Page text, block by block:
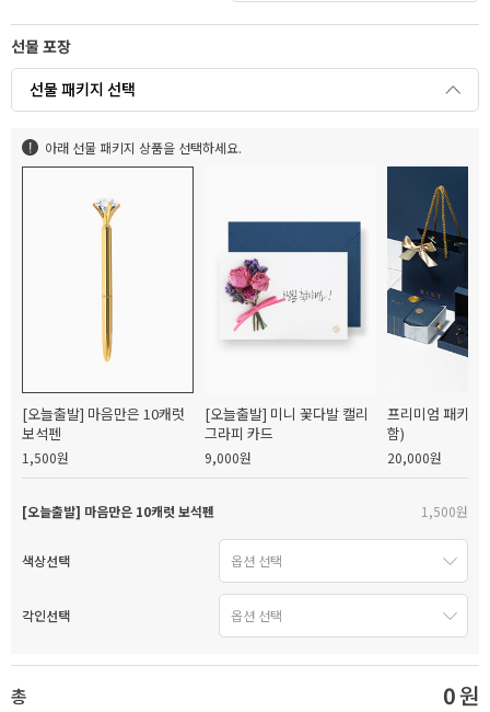
선물 포장
선물 패키지 선택
아래 선물 패키지 상품을 선택하세요.
[오늘출발] 마음만은 10캐럿
보석펜
1,500원
[오늘출발] 미니 꽃다발 캘리
그라피 카드
9,000원
프리미엄 패키지
함)
20,000원
[오늘출발] 마음만은 10캐럿 보석펜 1,500원
색상선택
각인선택
총 0원